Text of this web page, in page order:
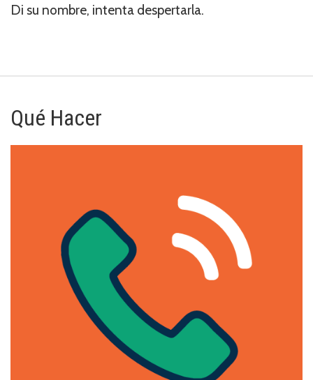
Di su nombre, intenta despertarla.
Qué Hacer